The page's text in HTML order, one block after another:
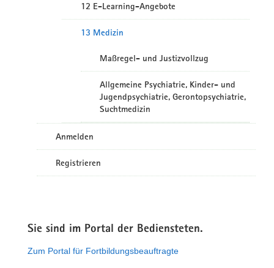
12 E-Learning-Angebote
13 Medizin
Maßregel- und Justizvollzug
Allgemeine Psychiatrie, Kinder- und
Jugendpsychiatrie, Gerontopsychiatrie,
Suchtmedizin
Anmelden
Registrieren
Sie sind im Portal der Bediensteten.
Zum Portal für Fortbildungsbeauftragte